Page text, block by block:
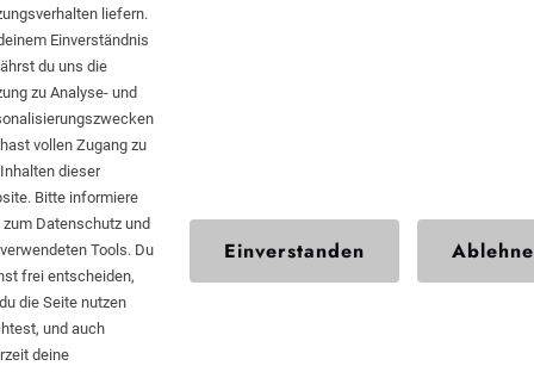
Musik kaufen
SCHWARTZ
KONTEXT
Impressum
Datenschutz
liefern.
Einverständnis
du uns die
zu Analyse- und
vollen Zugang zu
dieser
Bitte informiere
zum Datenschutz und
Tools. Du
frei entscheiden,
die Seite nutzen
und auch
deine
Einverstanden